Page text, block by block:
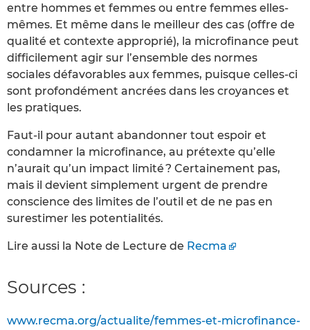
entre hommes et femmes ou entre femmes elles-
mêmes. Et même dans le meilleur des cas (offre de
qualité et contexte approprié), la microfinance peut
difficilement agir sur l’ensemble des normes
sociales défavorables aux femmes, puisque celles-ci
sont profondément ancrées dans les croyances et
les pratiques.
Faut-il pour autant abandonner tout espoir et
condamner la microfinance, au prétexte qu’elle
n’aurait qu’un impact limité ? Certainement pas,
mais il devient simplement urgent de prendre
conscience des limites de l’outil et de ne pas en
surestimer les potentialités.
Lire aussi la Note de Lecture de Recma
Sources :
www.recma.org/actualite/femmes-et-microfinance-